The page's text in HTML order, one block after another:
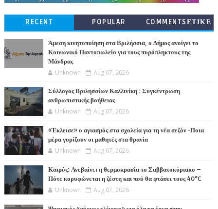
RECENT POPULAR
COMMENTSΕΤΙΚΕ
Άμεση κινητοποίηση στα Βριλήσσια, ο Δήμος ανοίγει το
Κοινωνικό Παντοπωλείο για τους πυρόπληκτους της
Μάνδρας
Unknown Aug 07, 2026
Σύλλογος Βριλησσίων Καλλινίκη : Συγκέντρωση
ανθρωπιστικής βοήθειας
Unknown Aug 07, 2026
«Έκλεισε» ο αγιασμός στα σχολεία για τη νέα σεζόν -Ποια
μέρα γυρίζουν οι μαθητές στα θρανία
Unknown Aug 07, 2026
Καιρός: Ανεβαίνει η θερμοκρασία το Σαββατοκύριακο –
Πότε κορυφώνεται η ζέστη και πού θα φτάσει τους 40°C
Unknown Aug 07, 2026